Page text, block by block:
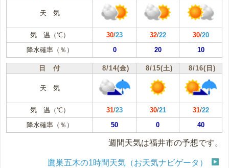
天 気
気 温（℃） 30/23 32/22 30/20
降水確率（％）
0 20 10
日 付 8/14(金) 8/15(土) 8/16(日)
天 気
気 温（℃） 31/23 30/21 31/22
降水確率（％）
50 0 40
週間天気は福井市の予想です。
鷹巣五木の1時間天気（お天気ナビゲータ）